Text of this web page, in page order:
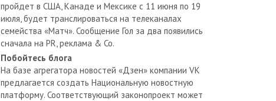
пройдет в США, Канаде и Мексике с 11 июня по 19
июля, будет транслироваться на телеканалах
семейства «Матч». Сообщение Гол за два появились
сначала на PR, реклама & Co.
Побойтесь блога
На базе агрегатора новостей «Дзен» компании VK
предлагается создать Национальную новостную
платформу. Соответствующий законопроект может